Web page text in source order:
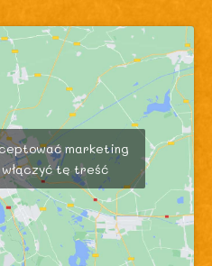
marketing
tę treść